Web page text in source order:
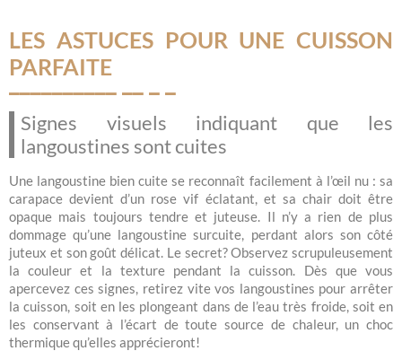
LES ASTUCES POUR UNE CUISSON
PARFAITE
Signes visuels indiquant que les
langoustines sont cuites
Une langoustine bien cuite se reconnaît facilement à l’œil nu : sa
carapace devient d’un rose vif éclatant, et sa chair doit être
opaque mais toujours tendre et juteuse. Il n’y a rien de plus
dommage qu’une langoustine surcuite, perdant alors son côté
juteux et son goût délicat. Le secret? Observez scrupuleusement
la couleur et la texture pendant la cuisson. Dès que vous
apercevez ces signes, retirez vite vos langoustines pour arrêter
la cuisson, soit en les plongeant dans de l’eau très froide, soit en
les conservant à l’écart de toute source de chaleur, un choc
thermique qu’elles apprécieront!